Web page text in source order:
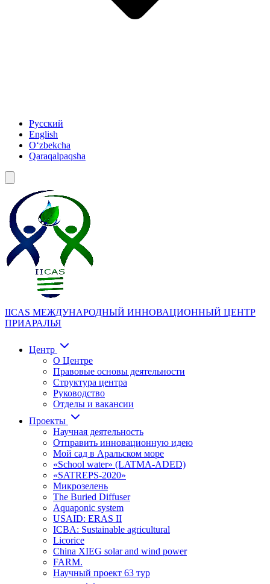
Русский
English
Oʻzbekcha
Qaraqalpaqsha
IICAS МЕЖДУНАРОДНЫЙ ИННОВАЦИОННЫЙ ЦЕНТР
ПРИАРАЛЬЯ
Центр
О Центре
Правовые основы деятельности
Структура центра
Руководство
Отделы и вакансии
Проекты
Научная деятельность
Отправить инновационную идею
Мой сад в Аральском море
«School water» (LATMA-ADED)
«SATREPS-2020»
Микрозелень
The Buried Diffuser
Aquaponic system
USAID: ERAS II
ICBA: Sustainable agricultural
Licorice
China XIEG solar and wind power
FARM.
Научный проект 63 тур